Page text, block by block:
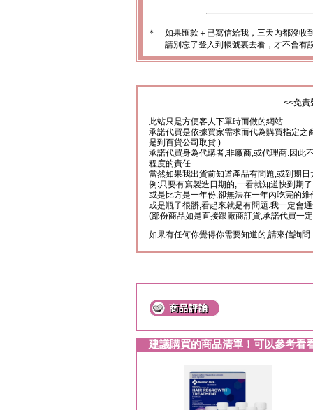
＊
如果匯款＋已寫信給我，三天內都沒收
請別忘了登入到帳號裏去看，才不會有
<<免責
此站只是方便客人下單時而做的網站.
承諾代買是依據買家需求而代為購買指定之
是到百貨公司取貨.)
承諾代買身為代購者,非廠商,或代理商.因此
程度的責任.
當然如果我出貨前知道產品有問題,或到期
例:只要有寫製造日期的,一看就知道快到期
或是比方是一年份,卻無法在一年內吃完的維
或是瓶子很髒,看起來就是有問題.我一定會
(部份商品如是直接跟廠商訂貨,承諾代買一
如果有任何你覺得你需要知道的,請來信詢問.
建議購買的商品清單！可以參考看